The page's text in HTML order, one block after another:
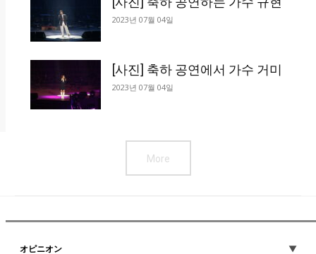
2023년 07월 04일
[사진] 축하 공연에서 가수 거미
2023년 07월 04일
More
オピニオン